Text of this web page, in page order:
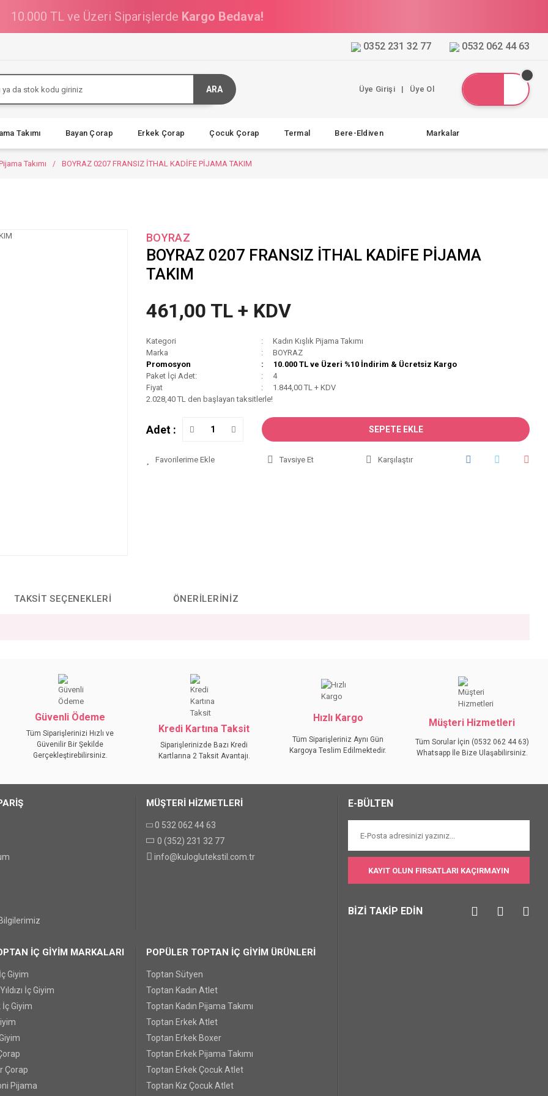
10.000 TL ve Üzeri Siparişlerde Kargo Bedava!
0352 231 32 77 0532 062 44 63
ARA Üye Girişi | Üye Ol
Takımı Bayan Çorap Erkek Çorap Çocuk Çorap Termal Bere-Eldiven Markalar
Takımı BOYRAZ 0207 FRANSIZ İTHAL KADİFE PİJAMA TAKIM
BOYRAZ
BOYRAZ 0207 FRANSIZ İTHAL KADİFE PİJAMA
TAKIM
461,00 TL + KDV
Kategori
Kadın Kışlık Pijama Takımı
Marka
BOYRAZ
Promosyon
10.000 TL ve Üzeri %10 İndirim & Ücretsiz Kargo
Paket İçi Adet:
4
Fiyat
1.844,00 TL + KDV
2.028,40 TL den başlayan taksitlerle!
Adet : SEPETE EKLE
Tavsiye Et Karşılaştır
TAKSIT SEÇENEKLERI ÖNERILERINIZ
GÖNDER
Güvenli Ödeme
Tüm Siparişlerinizi Hızlı ve
Güvenilir Bir Şekilde
Gerçekleştirebilirsiniz.
Kredi Kartına Taksit
Siparişlerinizde Bazı Kredi
Kartlarına 2 Taksit Avantajı.
Hızlı Kargo
Tüm Siparişleriniz Aynı Gün
Kargoya Teslim Edilmektedir.
Müşteri Hizmetleri
Tüm Sorular İçin (0532 062 44 63)
Whatsapp İle Bize Ulaşabilirsiniz.
MÜŞTERİ HİZMETLERİ
0 532 062 44 63
0 (352) 231 32 77
info@kuloglutekstil.com.tr
İÇ GİYİM MARKALARI
Giyim
İç Giyim
Giyim
Çorap
Pijama
POPÜLER TOPTAN İÇ GİYİM ÜRÜNLERİ
Toptan Sütyen
Toptan Kadın Atlet
Toptan Kadın Pijama Takımı
Toptan Erkek Atlet
Toptan Erkek Boxer
Toptan Erkek Pijama Takımı
Toptan Erkek Çocuk Atlet
Toptan Kız Çocuk Atlet
E-BÜLTEN
KAYIT OLUN FIRSATLARI KAÇIRMAYIN
BİZİ TAKİP EDİN